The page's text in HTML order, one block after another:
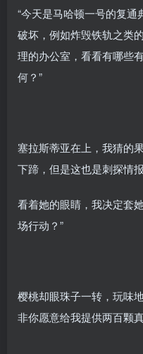
“今天是马哈顿一号的复
破坏，例如炸毁铁轨之类
理的办公室，看看有哪些
何？”
塞拉斯蒂亚在上，我猜的
下蹄，但是这也是刺探情报
看着她的眼睛，我决定套
场行动？”
樱桃却眼珠子一转，玩味
非你愿意给我提供两百颗真